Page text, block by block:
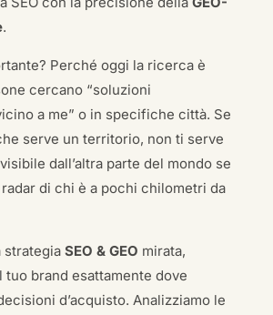
.
Perché oggi la ricerca è
cercano “soluzioni
a me” o in specifiche città. Se
serve un territorio, non ti serve
dall’altra parte del mondo se
di chi è a pochi chilometri da
strategia SEO & GEO mirata,
tuo brand esattamente dove
d’acquisto. Analizziamo le